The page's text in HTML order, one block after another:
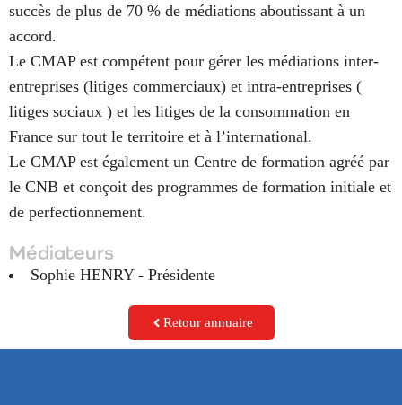
succès de plus de 70 % de médiations aboutissant à un
accord.
Le CMAP est compétent pour gérer les médiations inter-
entreprises (litiges commerciaux) et intra-entreprises (
litiges sociaux ) et les litiges de la consommation en
France sur tout le territoire et à l’international.
Le CMAP est également un Centre de formation agréé par
le CNB et conçoit des programmes de formation initiale et
de perfectionnement.
Médiateurs
Sophie HENRY - Présidente
Retour annuaire